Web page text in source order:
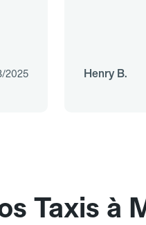
2025 Henry B.
Taxis à